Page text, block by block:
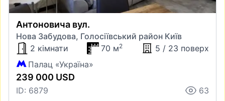
Антоновича вул.
Нова Забудова, Голосіївський район Київ
2 кімнати
70 м2
5 / 23 поверх
Палац «Україна»
239 000 USD
ID: 6879
63